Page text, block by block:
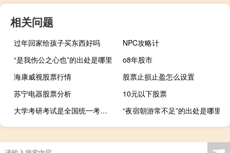
相关问题
过年回家给孩子买东西好吗
NPC攻略计
“是我伤公之心也”的出处是哪里
o8年股市
海康威视股票行情
股票止损止盈怎么设置
苏宁电器股票分析
10元以下股票
大学考研考试是全国统一考试吗
“夜宿朝游常不足”的出处是哪里